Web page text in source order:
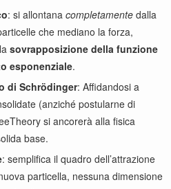
: si allontana completamente dalla
che mediano la forza,
sovrapposizione della funzione
esponenziale.
di Schrödinger: Affidandosi a
(anziché postularne di
si ancorerà alla fisica
base.
: semplifica il quadro dell’attrazione
particella, nessuna dimensione